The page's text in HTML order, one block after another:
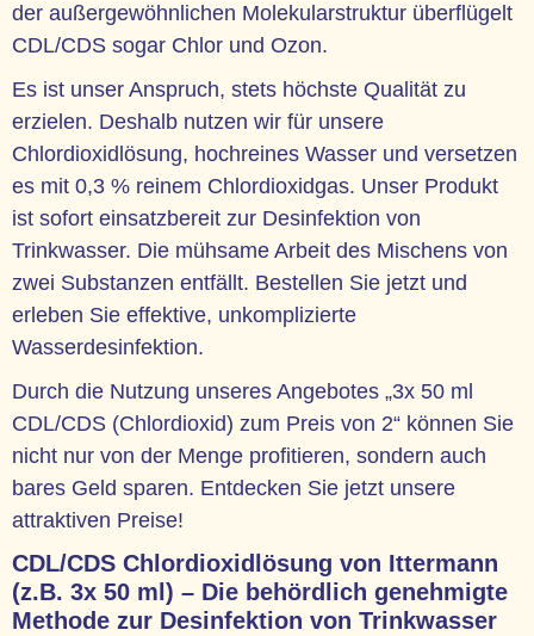
der außergewöhnlichen Molekularstruktur überflügelt
CDL/CDS sogar Chlor und Ozon.
Es ist unser Anspruch, stets höchste Qualität zu
erzielen. Deshalb nutzen wir für unsere
Chlordioxidlösung, hochreines Wasser und versetzen
es mit 0,3 % reinem Chlordioxidgas. Unser Produkt
ist sofort einsatzbereit zur Desinfektion von
Trinkwasser. Die mühsame Arbeit des Mischens von
zwei Substanzen entfällt. Bestellen Sie jetzt und
erleben Sie effektive, unkomplizierte
Wasserdesinfektion.
Durch die Nutzung unseres Angebotes „3x 50 ml
CDL/CDS (Chlordioxid) zum Preis von 2“ können Sie
nicht nur von der Menge profitieren, sondern auch
bares Geld sparen. Entdecken Sie jetzt unsere
attraktiven Preise!
CDL/CDS Chlordioxidlösung von Ittermann
(z.B. 3x 50 ml) – Die behördlich genehmigte
Methode zur Desinfektion von Trinkwasser